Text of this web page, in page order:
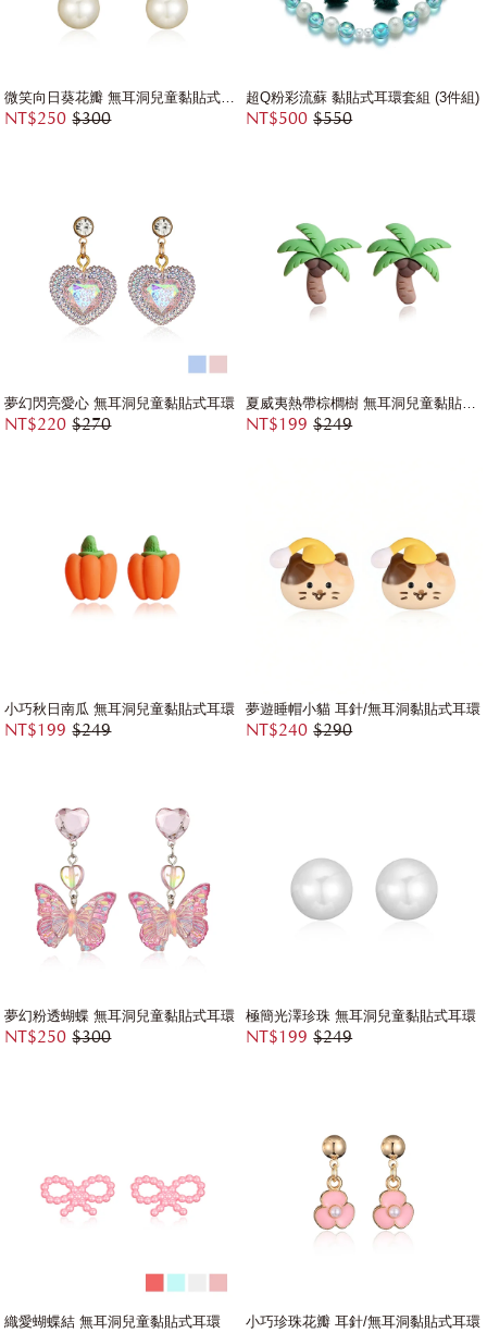
NT$250 $300
超Q粉彩流蘇 黏貼式耳環套組 (3件組)
NT$500 $550
夢幻閃亮愛心 無耳洞兒童黏貼式耳環
NT$220 $270 NT$199 $249
小巧秋日南瓜 無耳洞兒童黏貼式耳環
NT$199 $249
夢遊睡帽小貓 耳針/無耳洞黏貼式耳環
NT$240 $290
夢幻粉透蝴蝶 無耳洞兒童黏貼式耳環
NT$250 $300
極簡光澤珍珠 無耳洞兒童黏貼式耳環
NT$199 $249
織愛蝴蝶結 無耳洞兒童黏貼式耳環 小巧珍珠花瓣 耳針/無耳洞黏貼式耳環